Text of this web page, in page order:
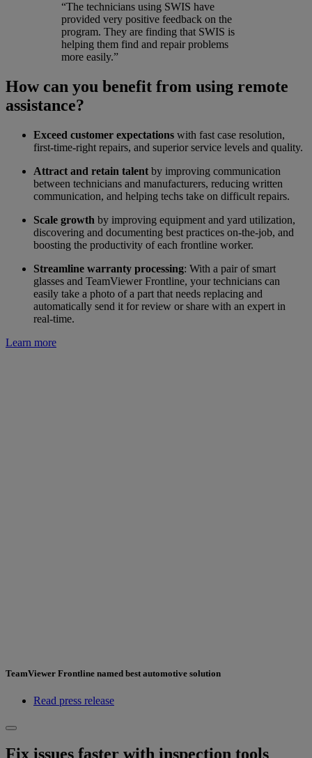
“The technicians using SWIS have
provided very positive feedback on the
program. They are finding that SWIS is
helping them find and repair problems
more easily.”
How can you benefit from using remote
assistance?
Exceed customer expectations with fast case resolution,
first-time-right repairs, and superior service levels and quality.
Attract and retain talent by improving communication
between technicians and manufacturers, reducing written
communication, and helping techs take on difficult repairs.
Scale growth by improving equipment and yard utilization,
discovering and documenting best practices on-the-job, and
boosting the productivity of each frontline worker.
Streamline warranty processing: With a pair of smart
glasses and TeamViewer Frontline, your technicians can
easily take a photo of a part that needs replacing and
automatically send it for review or share with an expert in
real-time.
Learn more
TeamViewer Frontline named best automotive solution
Read press release
Fix issues faster with inspection tools